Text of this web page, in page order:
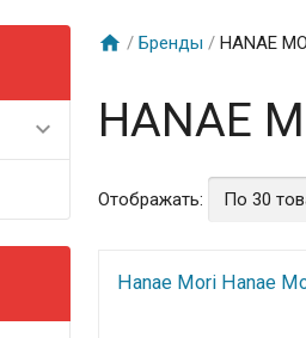
/ Бренды /HANAE
HANAE
Отображать:
Hanae Mori Hanae